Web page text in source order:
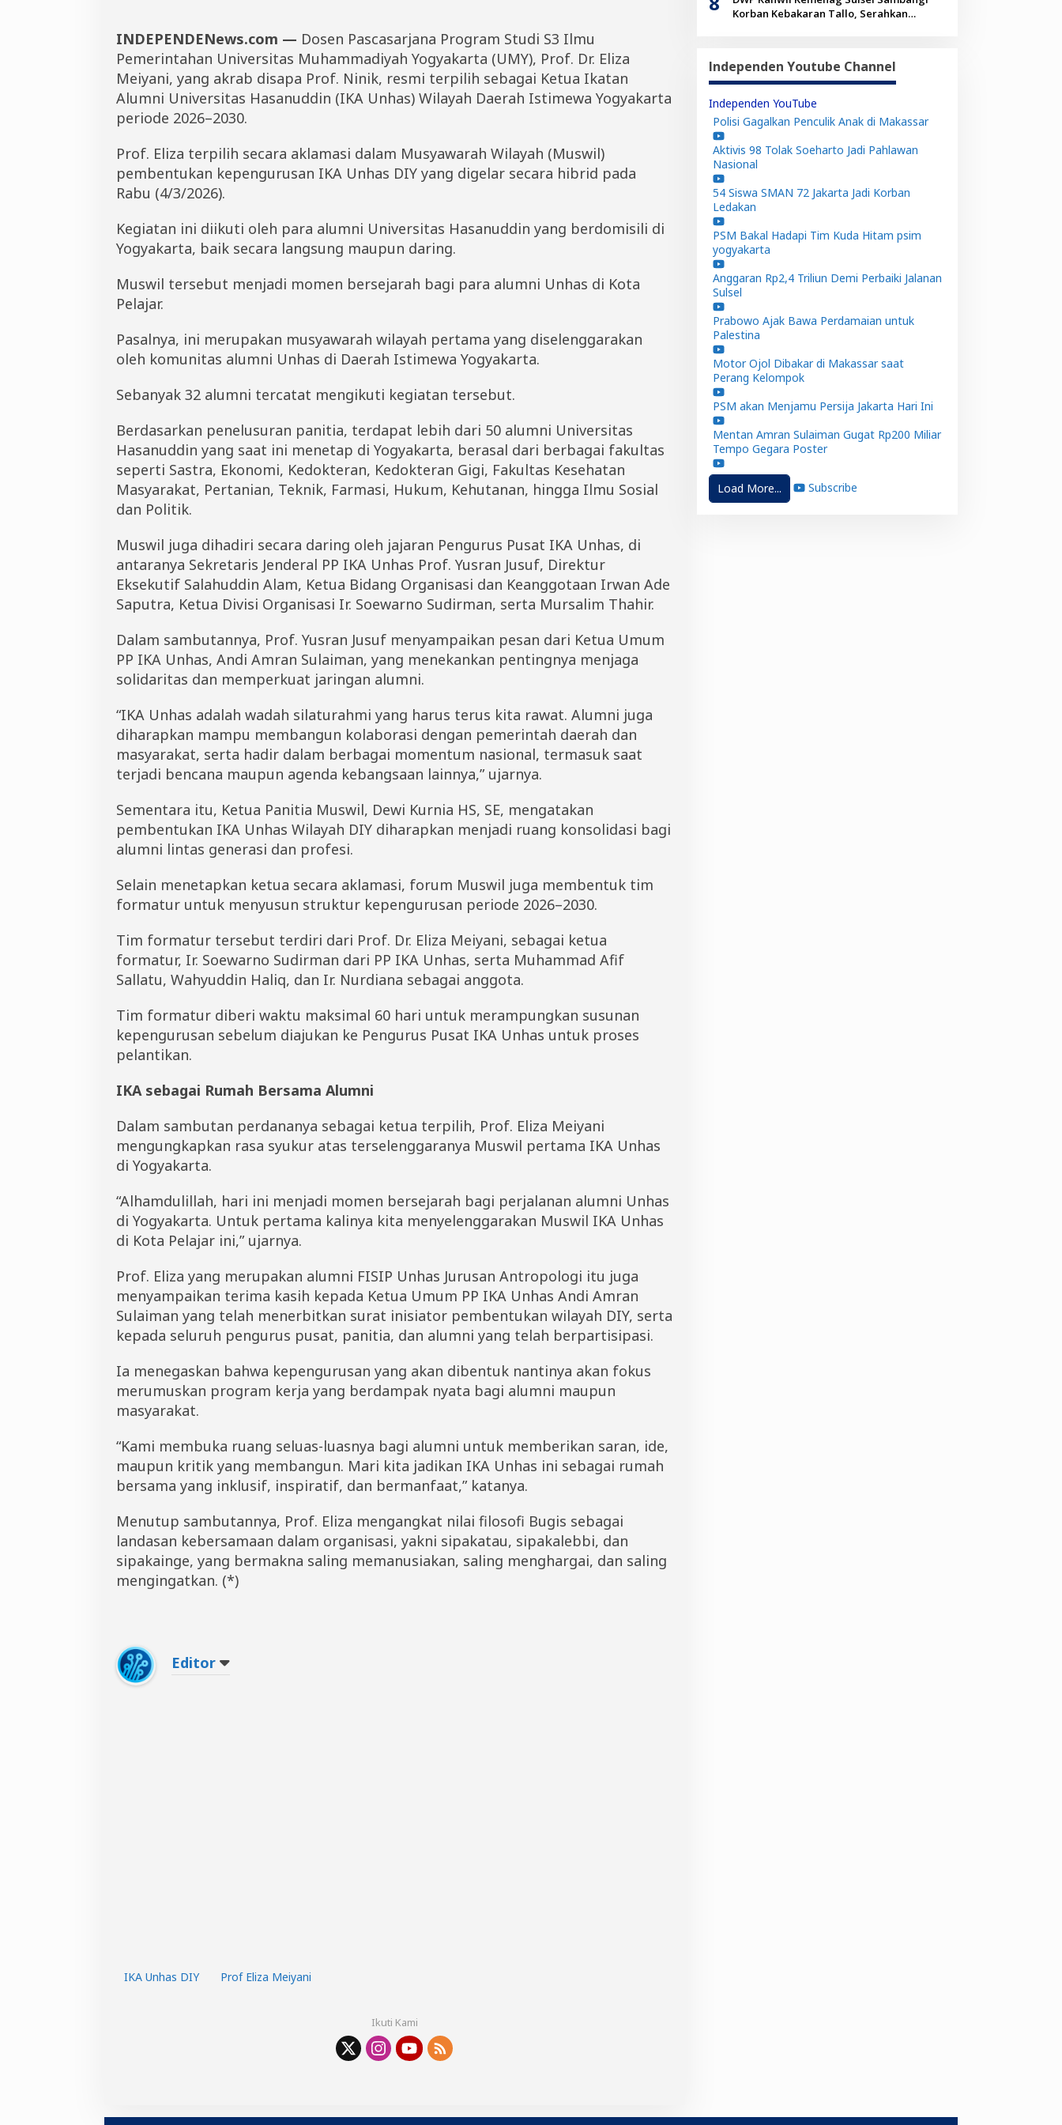
a
n
D
i
d
a
u
k
J
i
e
u
INDEPENDENews.com — Dosen Pascasarjana Program Studi S3 Ilmu
Pemerintahan Universitas Muhammadiyah Yogyakarta (UMY), Prof. Dr. Eliza
Meiyani, yang akrab disapa Prof. Ninik, resmi terpilih sebagai Ketua Ikatan
Alumni Universitas Hasanuddin (IKA Unhas) Wilayah Daerah Istimewa Yogyakarta
periode 2026–2030.
Prof. Eliza terpilih secara aklamasi dalam Musyawarah Wilayah (Muswil)
pembentukan kepengurusan IKA Unhas DIY yang digelar secara hibrid pada
Rabu (4/3/2026).
Kegiatan ini diikuti oleh para alumni Universitas Hasanuddin yang berdomisili di
Yogyakarta, baik secara langsung maupun daring.
Muswil tersebut menjadi momen bersejarah bagi para alumni Unhas di Kota
Pelajar.
Pasalnya, ini merupakan musyawarah wilayah pertama yang diselenggarakan
oleh komunitas alumni Unhas di Daerah Istimewa Yogyakarta.
Sebanyak 32 alumni tercatat mengikuti kegiatan tersebut.
Berdasarkan penelusuran panitia, terdapat lebih dari 50 alumni Universitas
Hasanuddin yang saat ini menetap di Yogyakarta, berasal dari berbagai fakultas
seperti Sastra, Ekonomi, Kedokteran, Kedokteran Gigi, Fakultas Kesehatan
Masyarakat, Pertanian, Teknik, Farmasi, Hukum, Kehutanan, hingga Ilmu Sosial
dan Politik.
Muswil juga dihadiri secara daring oleh jajaran Pengurus Pusat IKA Unhas, di
antaranya Sekretaris Jenderal PP IKA Unhas Prof. Yusran Jusuf, Direktur
Eksekutif Salahuddin Alam, Ketua Bidang Organisasi dan Keanggotaan Irwan Ade
Saputra, Ketua Divisi Organisasi Ir. Soewarno Sudirman, serta Mursalim Thahir.
Dalam sambutannya, Prof. Yusran Jusuf menyampaikan pesan dari Ketua Umum
PP IKA Unhas, Andi Amran Sulaiman, yang menekankan pentingnya menjaga
solidaritas dan memperkuat jaringan alumni.
“IKA Unhas adalah wadah silaturahmi yang harus terus kita rawat. Alumni juga
diharapkan mampu membangun kolaborasi dengan pemerintah daerah dan
masyarakat, serta hadir dalam berbagai momentum nasional, termasuk saat
terjadi bencana maupun agenda kebangsaan lainnya,” ujarnya.
Sementara itu, Ketua Panitia Muswil, Dewi Kurnia HS, SE, mengatakan
pembentukan IKA Unhas Wilayah DIY diharapkan menjadi ruang konsolidasi bagi
alumni lintas generasi dan profesi.
Selain menetapkan ketua secara aklamasi, forum Muswil juga membentuk tim
formatur untuk menyusun struktur kepengurusan periode 2026–2030.
Tim formatur tersebut terdiri dari Prof. Dr. Eliza Meiyani, sebagai ketua
formatur, Ir. Soewarno Sudirman dari PP IKA Unhas, serta Muhammad Afif
Sallatu, Wahyuddin Haliq, dan Ir. Nurdiana sebagai anggota.
Tim formatur diberi waktu maksimal 60 hari untuk merampungkan susunan
kepengurusan sebelum diajukan ke Pengurus Pusat IKA Unhas untuk proses
pelantikan.
IKA sebagai Rumah Bersama Alumni
Dalam sambutan perdananya sebagai ketua terpilih, Prof. Eliza Meiyani
mengungkapkan rasa syukur atas terselenggaranya Muswil pertama IKA Unhas
di Yogyakarta.
“Alhamdulillah, hari ini menjadi momen bersejarah bagi perjalanan alumni Unhas
di Yogyakarta. Untuk pertama kalinya kita menyelenggarakan Muswil IKA Unhas
di Kota Pelajar ini,” ujarnya.
Prof. Eliza yang merupakan alumni FISIP Unhas Jurusan Antropologi itu juga
menyampaikan terima kasih kepada Ketua Umum PP IKA Unhas Andi Amran
Sulaiman yang telah menerbitkan surat inisiator pembentukan wilayah DIY, serta
kepada seluruh pengurus pusat, panitia, dan alumni yang telah berpartisipasi.
Ia menegaskan bahwa kepengurusan yang akan dibentuk nantinya akan fokus
merumuskan program kerja yang berdampak nyata bagi alumni maupun
masyarakat.
“Kami membuka ruang seluas-luasnya bagi alumni untuk memberikan saran, ide,
maupun kritik yang membangun. Mari kita jadikan IKA Unhas ini sebagai rumah
bersama yang inklusif, inspiratif, dan bermanfaat,” katanya.
Menutup sambutannya, Prof. Eliza mengangkat nilai filosofi Bugis sebagai
landasan kebersamaan dalam organisasi, yakni sipakatau, sipakalebbi, dan
sipakainge, yang bermakna saling memanusiakan, saling menghargai, dan saling
mengingatkan. (*)
Editor
IKA Unhas DIY Prof Eliza Meiyani
Ikuti Kami
Korban Kebakaran Tallo, Serahkan
Independen Youtube Channel
Independen YouTube
Polisi Gagalkan Penculik Anak di Makassar
Aktivis 98 Tolak Soeharto Jadi Pahlawan
Nasional
54 Siswa SMAN 72 Jakarta Jadi Korban
Ledakan
PSM Bakal Hadapi Tim Kuda Hitam psim
yogyakarta
Anggaran Rp2,4 Triliun Demi Perbaiki Jalanan
Sulsel
Prabowo Ajak Bawa Perdamaian untuk
Palestina
Motor Ojol Dibakar di Makassar saat
Perang Kelompok
PSM akan Menjamu Persija Jakarta Hari Ini
Mentan Amran Sulaiman Gugat Rp200 Miliar
Tempo Gegara Poster
Load More... Subscribe